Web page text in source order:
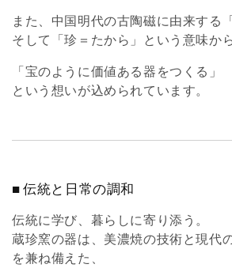
また、中国明代の古陶磁に由来する
そして「珍＝たから」という意味から
「宝のように価値ある器をつくる」
という想いが込められています。
■ 伝統と日常の調和
伝統に学び、暮らしに寄り添う。
蔵珍窯の器は、美濃焼の技術と現代
を兼ね備えた、